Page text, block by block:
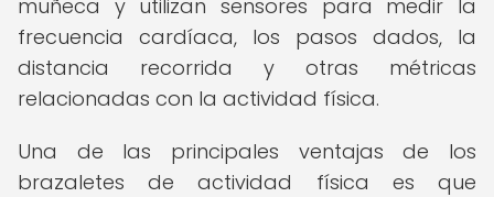
muñeca y utilizan sensores para medir la
frecuencia cardíaca, los pasos dados, la
distancia recorrida y otras métricas
relacionadas con la actividad física.
Una de las principales ventajas de los
brazaletes de actividad física es que